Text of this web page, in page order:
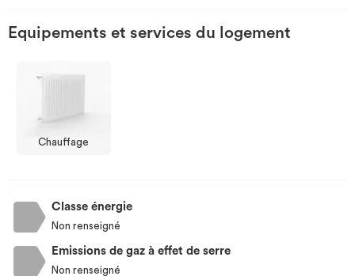
Equipements et services du logement
Chauffage
Classe énergie
Non renseigné
Emissions de gaz à effet de serre
Non renseigné